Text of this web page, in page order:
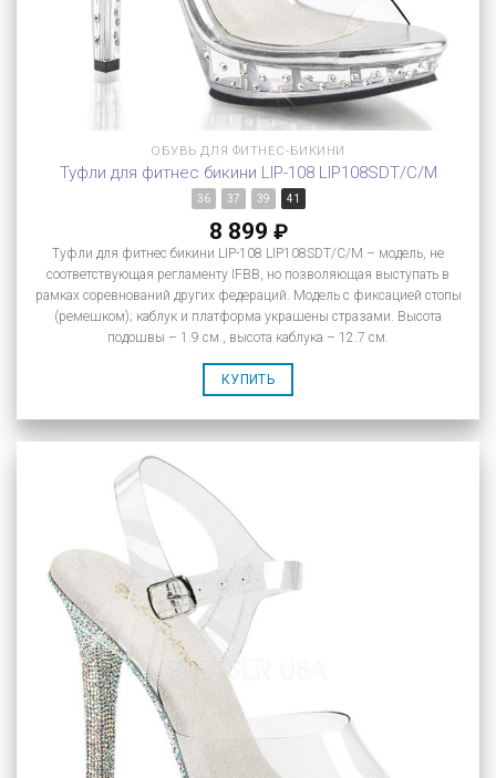
ОБУВЬ ДЛЯ ФИТНЕС-БИКИНИ
Туфли для фитнес бикини LIP-108 LIP108SDT/C/M
36 37 39 41
8 899 ₽
Туфли для фитнес бикини LIP-108 LIP108SDT/C/M – модель, не
соответствующая регламенту IFBB, но позволяющая выступать в
рамках соревнований других федераций. Модель с фиксацией стопы
(ремешком); каблук и платформа украшены стразами. Высота
подошвы – 1.9 см., высота каблука – 12.7 см.
КУПИТЬ